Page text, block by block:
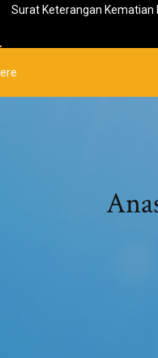
Surat Keterangan Kematian